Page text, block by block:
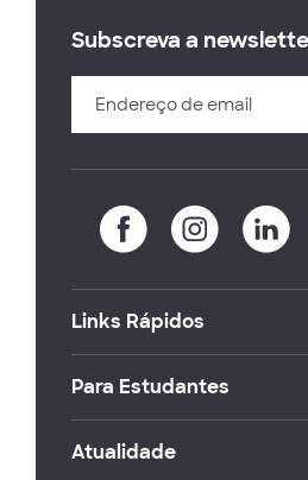
Subscreva a
Links Rápidos
Para Estudantes
Atualidade